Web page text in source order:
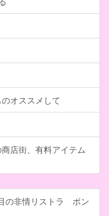
オススメして
店街、有料アイテム
の非情リストラ ポン